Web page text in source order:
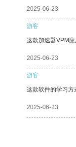
2025-06-23
游客
这款加速器VPM
2025-06-23
游客
这款软件的学习方
2025-06-23